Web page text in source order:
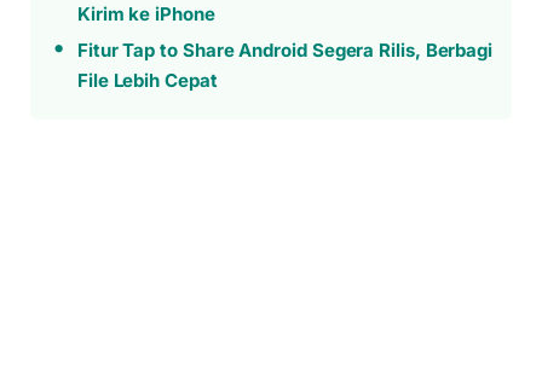
Kirim ke iPhone
Fitur Tap to Share Android Segera Rilis, Berbagi
File Lebih Cepat